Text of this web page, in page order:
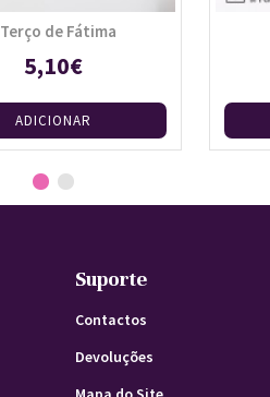
Terço de Fátima
5,10€
ADICIONAR
Suporte
Contactos
Devoluções